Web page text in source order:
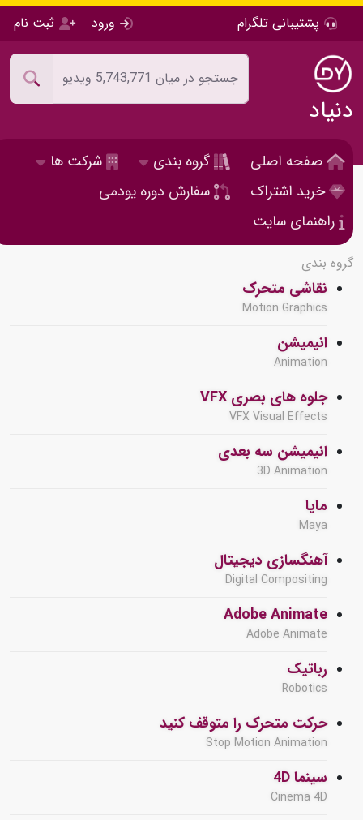
پشتیبانی تلگرام ورود ثبت نام
دنیاد
صفحه اصلی گروه بندی
شرکت ها
خرید اشتراک
سفارش دوره یودمی
راهنمای سایت
گروه بندی
نقاشی متحرک
Motion Graphics
انیمیشن
Animation
جلوه های بصری VFX
VFX Visual Effects
انیمیشن سه بعدی
3D Animation
مایا
Maya
آهنگسازی دیجیتال
Digital Compositing
Adobe Animate
Adobe Animate
رباتیک
Robotics
حرکت متحرک را متوقف کنید
Stop Motion Animation
سینما 4D
Cinema 4D